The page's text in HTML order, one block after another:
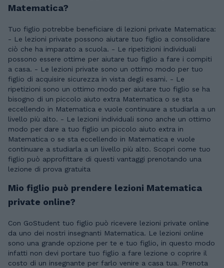
Matematica?
Tuo figlio potrebbe beneficiare di lezioni private Matematica:
- Le lezioni private possono aiutare tuo figlio a consolidare
ciò che ha imparato a scuola. - Le ripetizioni individuali
possono essere ottime per aiutare tuo figlio a fare i compiti
a casa. - Le lezioni private sono un ottimo modo per tuo
figlio di acquisire sicurezza in vista degli esami. - Le
ripetizioni sono un ottimo modo per aiutare tuo figlio se ha
bisogno di un piccolo aiuto extra Matematica o se sta
eccellendo in Matematica e vuole continuare a studiarla a un
livello più alto. - Le lezioni individuali sono anche un ottimo
modo per dare a tuo figlio un piccolo aiuto extra in
Matematica o se sta eccellendo in Matematica e vuole
continuare a studiarla a un livello più alto. Scopri come tuo
figlio può approfittare di questi vantaggi prenotando una
lezione di prova gratuita
Mio figlio può prendere lezioni Matematica
private online?
Con GoStudent tuo figlio può ricevere lezioni private online
da uno dei nostri insegnanti Matematica. Le lezioni online
sono una grande opzione per te e tuo figlio, in questo modo
infatti non devi portare tuo figlio a fare lezione o coprire il
costo di un insegnante per farlo venire a casa tua. Prenota